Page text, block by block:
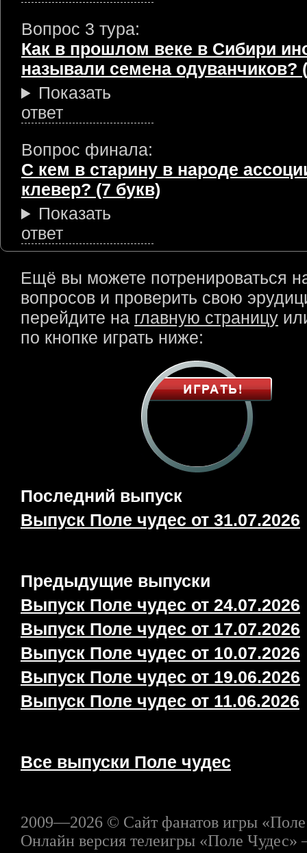
Вопрос 3 тура:
Как в прошлом веке в Сибири
называли семена одуванчиков?
Показать
ответ
Вопрос финала:
С кем в старину в народе
клевер? (7 букв)
Показать
ответ
Ещё вы можете потренироваться
вопросов и проверить свою
перейдите на главную страницу
по кнопке играть ниже:
Последний выпуск
Выпуск Поле чудес от 31.07.2026
Предыдущие выпуски
Выпуск Поле чудес от 24.07.2026
Выпуск Поле чудес от 17.07.2026
Выпуск Поле чудес от 10.07.2026
Выпуск Поле чудес от 19.06.2026
Выпуск Поле чудес от 11.06.2026
Все выпуски Поле чудес
2009—2026 © Сайт фанатов игры
Онлайн версия телеигры «Поле Чудес»